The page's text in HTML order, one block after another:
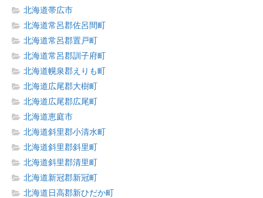
北海道帯広市
北海道常呂郡佐呂間町
北海道常呂郡置戸町
北海道常呂郡訓子府町
北海道幌泉郡えりも町
北海道広尾郡大樹町
北海道広尾郡広尾町
北海道恵庭市
北海道斜里郡小清水町
北海道斜里郡斜里町
北海道斜里郡清里町
北海道新冠郡新冠町
北海道日高郡新ひだか町